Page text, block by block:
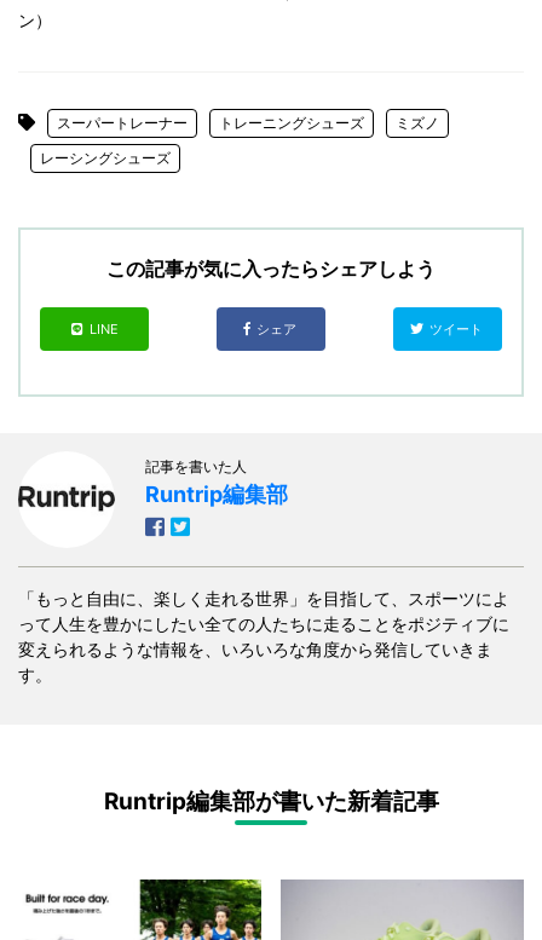
ン）
スーパートレーナー トレーニングシューズ
ミズノ
レーシングシューズ
この記事が気に入ったらシェアしよう
LINE シェア ツイート
記事を書いた人
Runtrip編集部
「もっと自由に、楽しく走れる世界」を目指して、スポーツによ
って人生を豊かにしたい全ての人たちに走ることをポジティブに
変えられるような情報を、いろいろな角度から発信していきま
す。
Runtrip編集部が書いた新着記事